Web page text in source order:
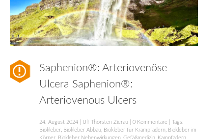
Saphenion®: Arteriovenöse
Ulcera Saphenion®:
Arteriovenous Ulcers
24. August 2024 Ulf Thorsten Zierau 0 Kommentare | Tags:
Biokleber
Biokleber Abbau Biokleber für Krampfadern
Biokleber im
Körper
Biokleber Nebenwirkungen Gefäßmedizin Kampfadern